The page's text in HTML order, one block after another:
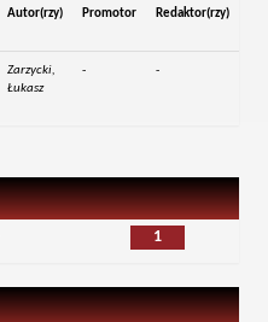
Autor(rzy) Promotor Redaktor(rzy)
Zarzycki,
Łukasz
- -
1